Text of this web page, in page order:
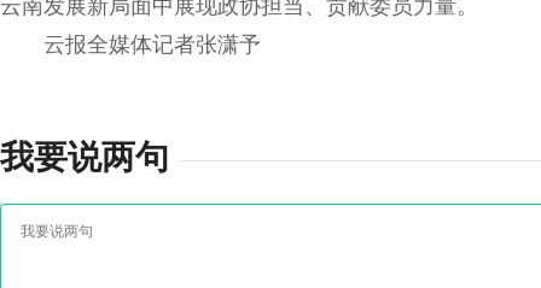
云南发展新局面中展现政协担当、贡献委员力量。
云报全媒体记者张潇予
我要说两句